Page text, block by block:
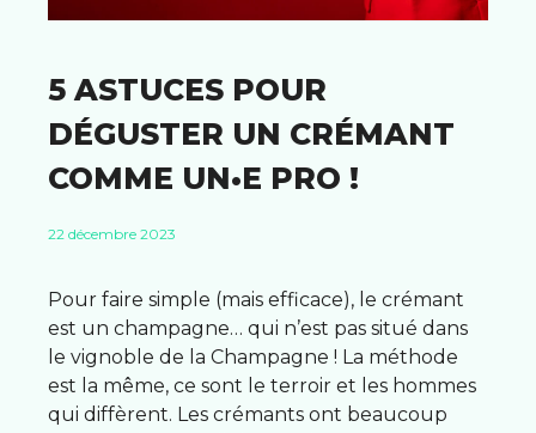
5 ASTUCES POUR
DÉGUSTER UN CRÉMANT
COMME UN•E PRO !
22 décembre 2023
Pour faire simple (mais efficace), le crémant
est un champagne… qui n’est pas situé dans
le vignoble de la Champagne ! La méthode
est la même, ce sont le terroir et les hommes
qui diffèrent. Les crémants ont beaucoup